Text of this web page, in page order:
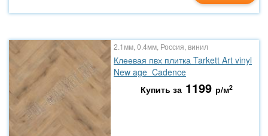
2.1мм, 0.4мм, Россия, винил
Клеевая пвх плитка Tarkett Art vinyl
New age Cadence
Купить за 1199 р/м2